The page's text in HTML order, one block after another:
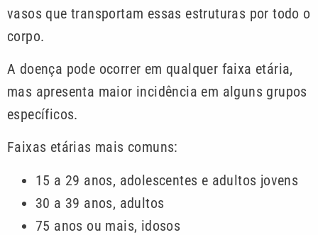
vasos que transportam essas estruturas por todo o
corpo.
A doença pode ocorrer em qualquer faixa etária,
mas apresenta maior incidência em alguns grupos
específicos.
Faixas etárias mais comuns:
15 a 29 anos, adolescentes e adultos jovens
30 a 39 anos, adultos
75 anos ou mais, idosos